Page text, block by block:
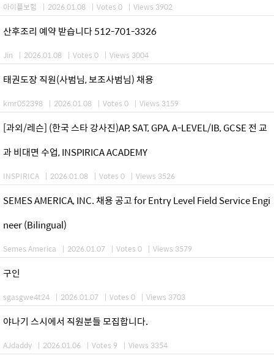
아이플보험 | 2026.01.08 | Votes 0 | Views 3902
산후조리 예약 받습니다 512-701-3326
Jin | 2026.01.08 | Votes 0 | Views 3004
태권도장 직원(사범님, 보조사범님) 채용
kmr052398 | 2026.01.08 | Votes 0 | Views 3159
[과외/레슨] (한국 스타 강사진)AP, SAT, GPA, A-LEVEL/IB, GCSE 전 교
과 비대면 수업, INSPIRICA ACADEMY
INSPIRICA | 2026.01.08 | Votes 0 | Views 3526
SEMES AMERICA, INC. 채용 공고 for Entry Level Field Service Engi
neer (Bilingual)
Semes America | 2026.01.07 | Votes 0 | Views 3579
구인
sgasgwe4t24 | 2026.01.07 | Votes 0 | Views 3703
야나기 스시에서 직원분들 모집합니다.
AJdaddy | 2026.01.06 | Votes 9 | Views 3354